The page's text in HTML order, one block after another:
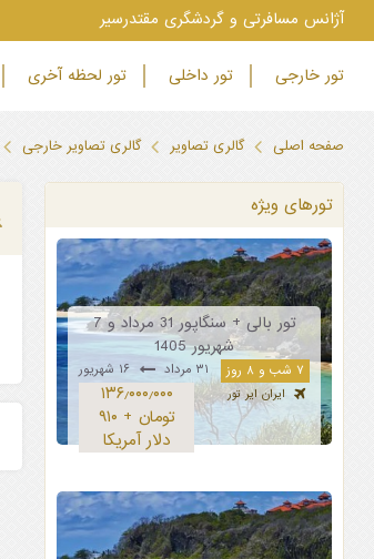
‫آژانس مسافرتی و گردشگری مقتدرسیر
تور خارجی تور داخلی تور لحظه آخری
صفحه اصلی گالری تصاویر گالری تصاویر خارجی
تورهای ویژه
تور بالی + سنگاپور 31 مرداد و 7
شهریور 1405
۷ شب و ۸ روز ۳۱ مرداد
ایران ایر تور
۱۳۶٫۰۰۰٫۰۰۰
تومان + ۹۱۰
دلار آمریکا